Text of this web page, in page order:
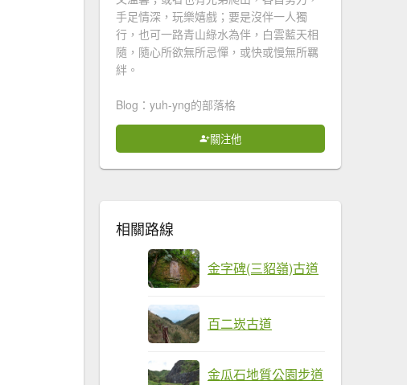
手足情深，玩樂嬉戲；要是沒伴一人獨
行，也可一路青山綠水為伴，白雲藍天相
隨，隨心所欲無所忌憚，或快或慢無所羈
絆。
Blog：yuh-yng的部落格
關注他
相關路線
金字碑(三貂嶺)古道
百二崁古道
金瓜石地質公園步道